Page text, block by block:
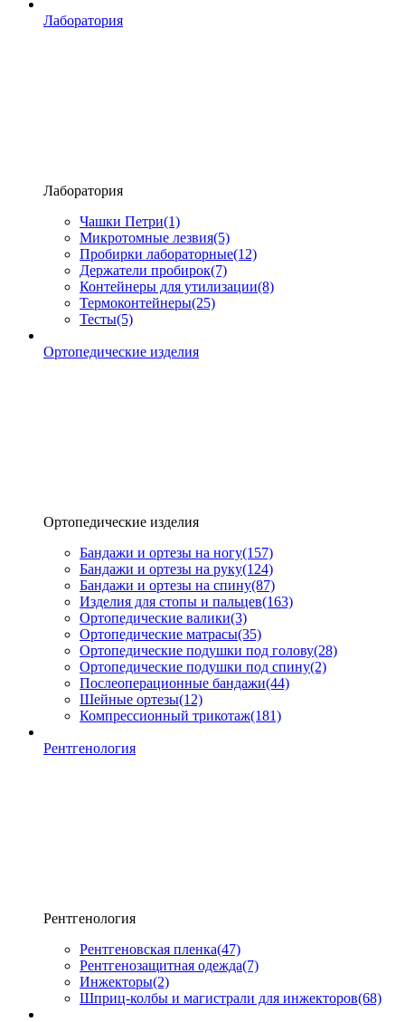
Лаборатория
Лаборатория
Чашки Петри(1)
Микротомные лезвия(5)
Пробирки лабораторные(12)
Держатели пробирок(7)
Контейнеры для утилизации(8)
Термоконтейнеры(25)
Тесты(5)
Ортопедические изделия
Ортопедические изделия
Бандажи и ортезы на ногу(157)
Бандажи и ортезы на руку(124)
Бандажи и ортезы на спину(87)
Изделия для стопы и пальцев(163)
Ортопедические валики(3)
Ортопедические матрасы(35)
Ортопедические подушки под голову(28)
Ортопедические подушки под спину(2)
Послеоперационные бандажи(44)
Шейные ортезы(12)
Компрессионный трикотаж(181)
Рентгенология
Рентгенология
Рентгеновская пленка(47)
Рентгенозащитная одежда(7)
Инжекторы(2)
Шприц-колбы и магистрали для инжекторов(68)